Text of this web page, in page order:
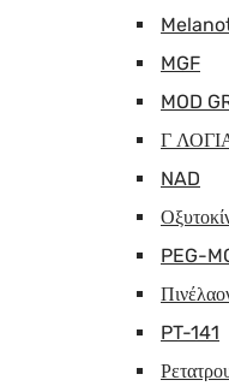
MGF
MOD
Γ
NAD
PEG-
PT-141